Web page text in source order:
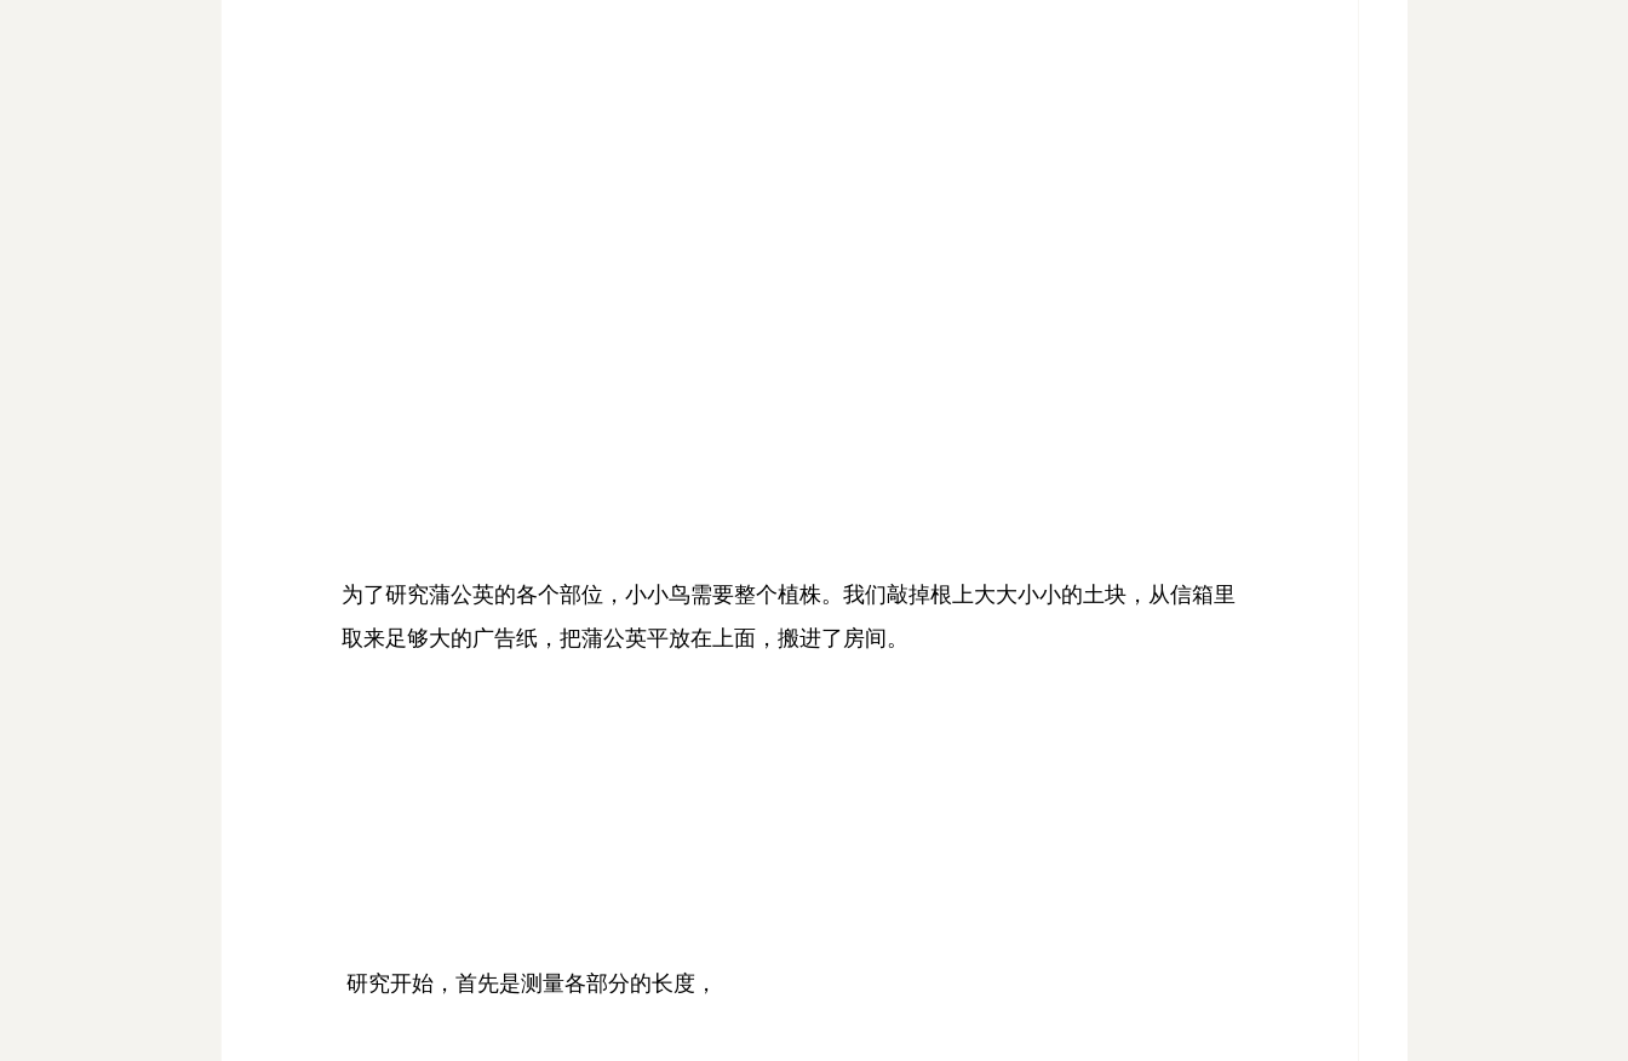
为了研究蒲公英的各个部位，小小鸟需要整个植株。我们敲掉根上大大小小的土块，从信箱里
取来足够大的广告纸，把蒲公英平放在上面，搬进了房间。
研究开始，首先是测量各部分的长度，